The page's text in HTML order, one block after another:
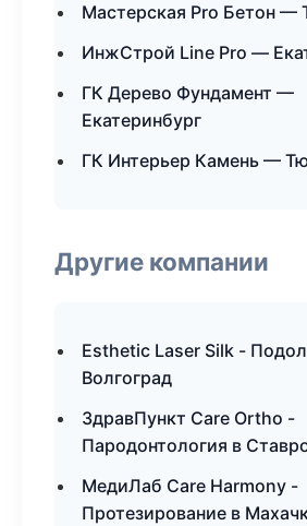
Мастерская Pro Бетон —
ИнжСтрой Line Pro —
ГК Дерево Фундамент —
Екатеринбург
ГК Интерьер Камень —
Другие компании
Esthetic Laser Silk -
Волгоград
ЗдравПункт Care Ortho -
Пародонтология в
МедиЛаб Care Harmony -
Протезирование в